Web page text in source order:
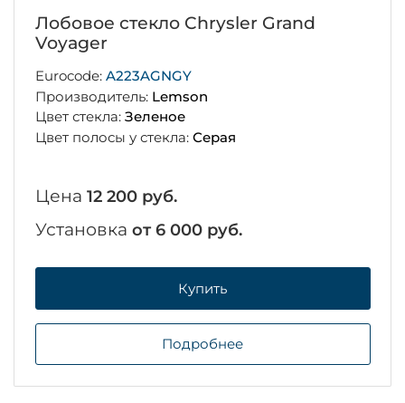
Лобовое стекло Chrysler Grand
Voyager
Eurocode: A223AGNGY
Производитель: Lemson
Цвет стекла: Зеленое
Цвет полосы у стекла: Серая
Цена 12 200 руб.
Установка от 6 000 руб.
Купить
Подробнее